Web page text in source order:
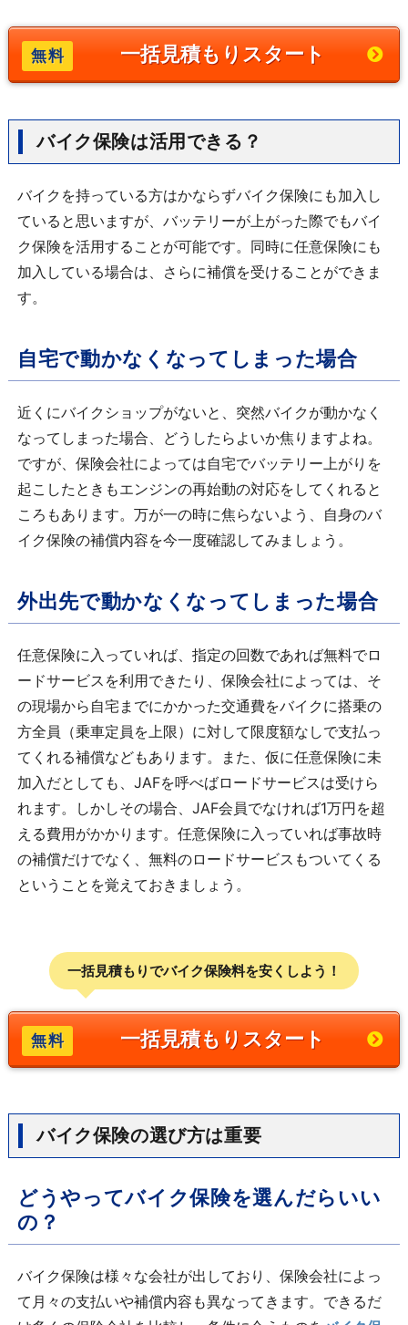
一括見積もりスタート
バイク保険は活用できる？
バイクを持っている方はかならずバイク保険にも加入し
ていると思いますが、バッテリーが上がった際でもバイ
ク保険を活用することが可能です。同時に任意保険にも
加入している場合は、さらに補償を受けることができま
す。
自宅で動かなくなってしまった場合
近くにバイクショップがないと、突然バイクが動かなく
なってしまった場合、どうしたらよいか焦りますよね。
ですが、保険会社によっては自宅でバッテリー上がりを
起こしたときもエンジンの再始動の対応をしてくれると
ころもあります。万が一の時に焦らないよう、自身のバ
イク保険の補償内容を今一度確認してみましょう。
外出先で動かなくなってしまった場合
任意保険に入っていれば、指定の回数であれば無料でロ
ードサービスを利用できたり、保険会社によっては、そ
の現場から自宅までにかかった交通費をバイクに搭乗の
方全員（乗車定員を上限）に対して限度額なしで支払っ
てくれる補償などもあります。また、仮に任意保険に未
加入だとしても、JAFを呼べばロードサービスは受けら
れます。しかしその場合、JAF会員でなければ1万円を超
える費用がかかります。任意保険に入っていれば事故時
の補償だけでなく、無料のロードサービスもついてくる
ということを覚えておきましょう。
一括見積もりでバイク保険料を安くしよう！
一括見積もりスタート
バイク保険の選び方は重要
どうやってバイク保険を選んだらいい
の？
バイク保険は様々な会社が出しており、保険会社によっ
て月々の支払いや補償内容も異なってきます。できるだ